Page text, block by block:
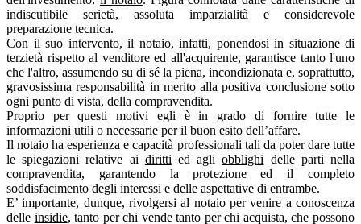
indiscutibile serietà, assoluta imparzialità e considerevole
preparazione tecnica.
Con il suo intervento, il notaio, infatti, ponendosi in situazione di
terzietà rispetto al venditore ed all'acquirente, garantisce tanto l'uno
che l'altro, assumendo su di sé la piena, incondizionata e, soprattutto,
gravosissima responsabilità in merito alla positiva conclusione sotto
ogni punto di vista, della compravendita.
Proprio per questi motivi egli è in grado di fornire tutte le
informazioni utili o necessarie per il buon esito dell’affare.
Il notaio ha esperienza e capacità professionali tali da poter dare tutte
le spiegazioni relative ai diritti ed agliobblighi delle parti nella
compravendita, garantendo la protezione ed il completo
soddisfacimento degli interessi e delle aspettative di entrambe.
E’ importante, dunque, rivolgersi al notaio per venire a conoscenza
delle insidie, tanto per chi vende tanto per chi acquista, che possono